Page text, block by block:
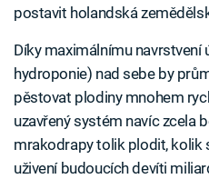
postavit holandská
Díky maximálnímu
hydroponie) nad sebe by
pěstovat plodiny mnohem
uzavřený systém navíc zcela
mrakodrapy tolik plodit, kolik
uživení budoucích devíti